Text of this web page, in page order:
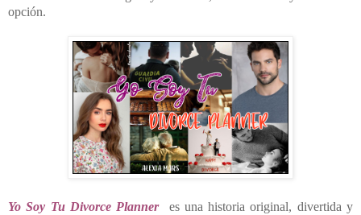
opción.
Yo Soy Tu Divorce Planner
es una historia original, divertida y